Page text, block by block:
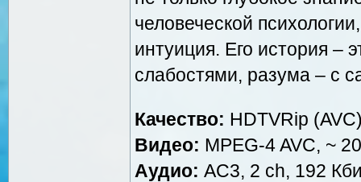
человеческой
интуиция. Его история –
слабостями, разума – с
Качество: HDTVRip
Видео: MPEG-4 AVC, ~
Аудио: AC3, 2 ch, 192